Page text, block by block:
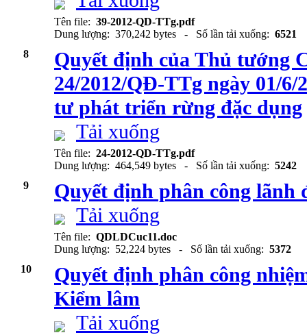
Tên file: 39-2012-QD-TTg.pdf
Dung lượng: 370,242 bytes - Số lần tải xuống: 6521
8
Quyết định của Thủ tướng
24/2012/QĐ-TTg ngày 01/6/
tư phát triển rừng đặc dụng
Tải xuống
Tên file: 24-2012-QD-TTg.pdf
Dung lượng: 464,549 bytes - Số lần tải xuống: 5242
9
Quyết định phân công lãnh
Tải xuống
Tên file: QDLDCuc11.doc
Dung lượng: 52,224 bytes - Số lần tải xuống: 5372
10
Quyết định phân công
Kiểm lâm
Tải xuống